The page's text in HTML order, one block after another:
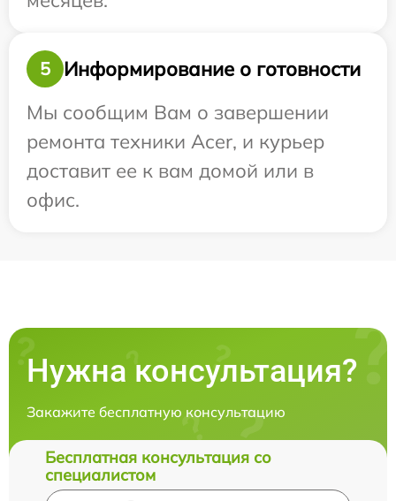
5
Информирование о готовности
Мы сообщим Вам о завершении
ремонта техники Acer, и курьер
доставит ее к вам домой или в
офис.
Нужна консультация?
Закажите бесплатную консультацию
Бесплатная консультация со
специалистом